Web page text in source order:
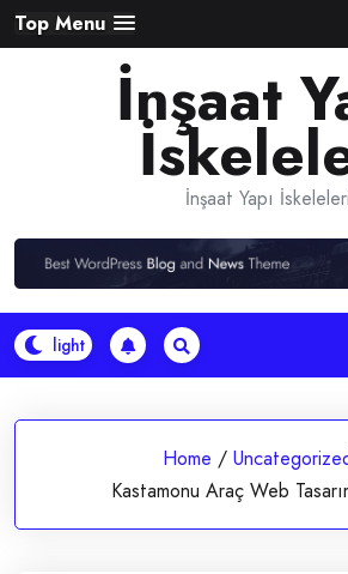
Skip
to
Top Menu
İnşaat
İnşaat Yapı İskeleleri
Home /
Kastamonu Araç Web